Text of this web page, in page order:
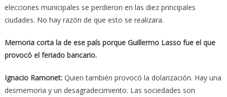
elecciones municipales se perdieron en las diez principales
ciudades. No hay razón de que esto se realizara.
Memoria corta la de ese país porque Guillermo Lasso fue el que
provocó el feriado bancario.
Ignacio Ramonet: Quien también provocó la dolarización. Hay una
desmemoria y un desagradecimiento. Las sociedades son